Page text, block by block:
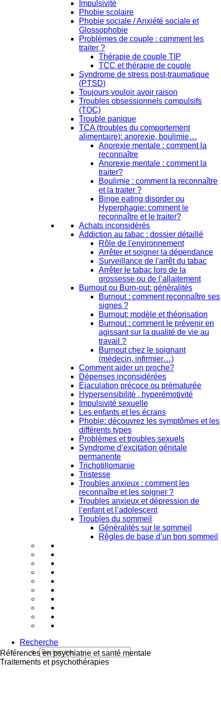
Impulsivité
Phobie scolaire
Phobie sociale / Anxiété sociale et
Glossophobie
Problèmes de couple : comment les
traiter ?
Thérapie de couple TIP
TCC et thérapie de couple
Syndrome de stress post-traumatique
(PTSD)
Toujours vouloir avoir raison
Troubles obsessionnels compulsifs
(TOC)
Trouble panique
TCA (troubles du comportement
alimentaire): anorexie, boulimie…
Anorexie mentale : comment la
reconnaître
Anorexie mentale : comment la
traiter?
Boulimie : comment la reconnaître
et la traiter ?
Binge eating disorder ou
Hyperphagie: comment le
reconnaître et le traiter?
Achats inconsidérés
Addiction au tabac : dossier détaillé
Rôle de l'environnement
Arrêter et soigner la dépendance
Surveillance de l'arrêt du tabac
Arrêter le tabac lors de la
grossesse ou de l’allaitement
Burnout ou Burn-out: généralités
Burnout : comment reconnaître ses
signes ?
Burnout: modèle et théorisation
Burnout : comment le prévenir en
agissant sur la qualité de vie au
travail ?
Burnout chez le soignant
(médecin, infirmier…)
Comment aider un proche?
Dépenses inconsidérées
Éjaculation précoce ou prématurée
Hypersensibilité , hyperémotivité
Impulsivité sexuelle
Les enfants et les écrans
Phobie: découvrez les symptômes et les
différents types
Problèmes et troubles sexuels
Syndrome d’excitation génitale
permanente
Trichotillomanie
Tristesse
Troubles anxieux : comment les
reconnaître et les soigner ?
Troubles anxieux et dépression de
l’enfant et l’adolescent
Troubles du sommeil
Généralités sur le sommeil
Règles de base d’un bon sommeil
Recherche
Références en psychiatrie et santé mentale
Traitements et psychothérapies